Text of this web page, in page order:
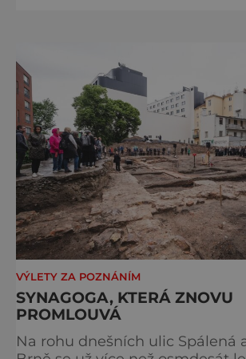
na koloběžce a den zakončit
památek ve Velkých Losinách
termálním parku. [caption
id="attachment_92379" align="
VÝLETY ZA POZNÁNÍM
SYNAGOGA, KTERÁ ZNOVU
PROMLOUVÁ
Na rohu dnešních ulic Spálená